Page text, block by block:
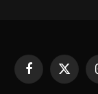
Facebook
X